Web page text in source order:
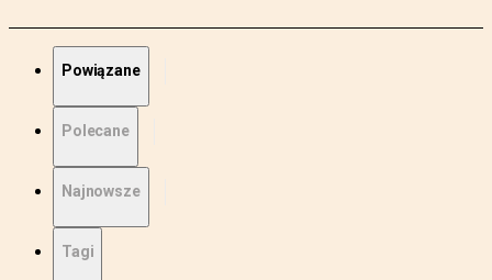
Powiązane
Polecane
Najnowsze
Tagi